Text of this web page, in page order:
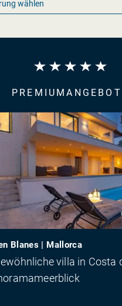
Blanes | Mallorca
villa in Costa